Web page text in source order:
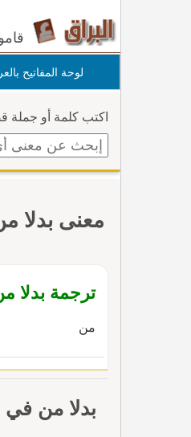
لوحة المفاتيح
اكتب كلمة أو جملة
معنى بدلا
ترجمة بدلا
من
بدلا من في